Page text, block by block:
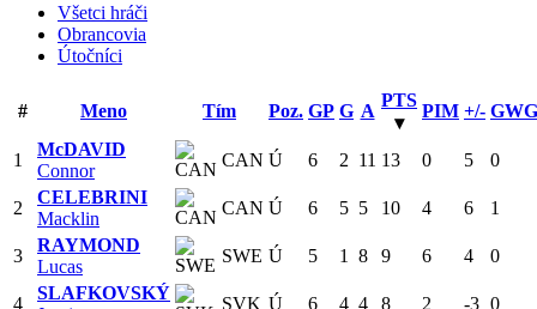
Všetci hráči
Obrancovia
Útočníci
# Meno Tím Poz. GP G A
PTS
▾
PIM +/- GWG
1
McDAVID
Connor
CAN Ú 6 2 11 13 0 5 0
2
CELEBRINI
Macklin
CAN Ú 6 5 5 10 4 6 1
3
RAYMOND
Lucas
SWE Ú 5 1 8 9 6 4 0
4
SLAFKOVSKÝ
SVK Ú 6 4 4 8 2 -3 0